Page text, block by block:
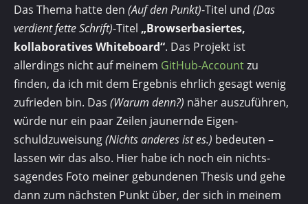
Das Thema hatte den (Auf den Punkt)-Titel und (Das
verdient fette Schrift)-Titel „Browserbasiertes,
kollaboratives Whiteboard“. Das Projekt ist
allerdings nicht auf meinem GitHub-Accountzu
finden, da ich mit dem Ergebnis ehrlich gesagt wenig
zufrieden bin. Das (Warum denn?) näher auszuführen,
würde nur ein paar Zeilen jaunernde Eigen­
schuldzuweisung(Nichts anderes ist es.) bedeuten –
lassen wir das also. Hier habe ich noch ein nichts-
sagendes Foto meiner gebundenen Thesis und gehe
dann zum nächsten Punkt über, der sich in meinem